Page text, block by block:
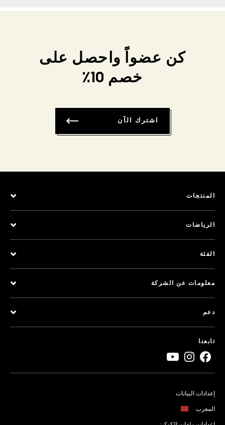
كن عضواً واحصل على
خصم 10٪
اشترك الآن
المنتجات
الرياضات
الفئة
معلومات عن الشركة
دعم
تابعنا
إعدادات البيانات
المغرب